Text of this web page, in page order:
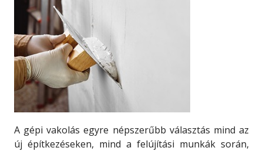
A gépi vakolás egyre népszerűbb választás mind az
új építkezéseken, mind a felújítási munkák során,